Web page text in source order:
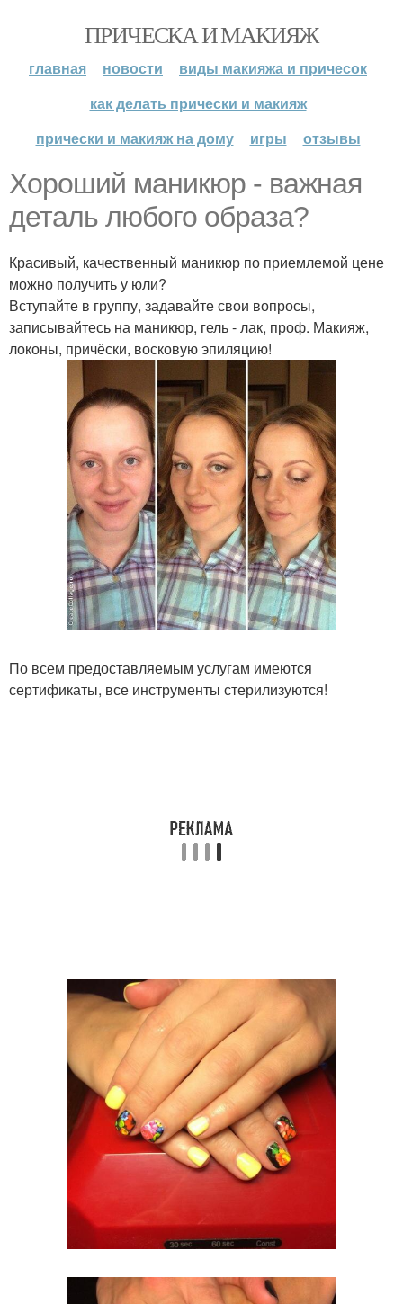
ПРИЧЕСКА И МАКИЯЖ
главная новости
виды макияжа и причесок
как делать прически и макияж
прически и макияж на дому
игры отзывы
Хороший маникюр - важная
деталь любого образа?
Красивый, качественный маникюр по приемлемой цене
можно получить у юли?
Вступайте в группу, задавайте свои вопросы,
записывайтесь на маникюр, гель - лак, проф. Макияж,
локоны, причёски, восковую эпиляцию!
По всем предоставляемым услугам имеются
сертификаты, все инструменты стерилизуются!